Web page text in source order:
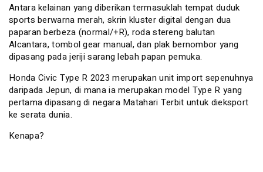
Antara kelainan yang diberikan termasuklah tempat duduk
sports berwarna merah, skrin kluster digital dengan dua
paparan berbeza (normal/+R), roda stereng balutan
Alcantara, tombol gear manual, dan plak bernombor yang
dipasang pada jeriji sarang lebah papan pemuka.
Honda Civic Type R 2023 merupakan unit import sepenuhnya
daripada Jepun, di mana ia merupakan model Type R yang
pertama dipasang di negara Matahari Terbit untuk dieksport
ke serata dunia.
Kenapa?